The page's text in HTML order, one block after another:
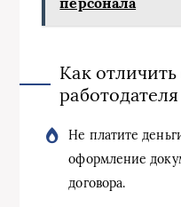
Как
Не платите
оформление
договора.